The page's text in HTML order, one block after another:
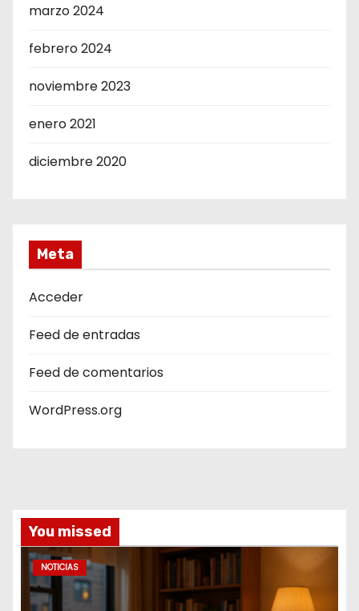
marzo 2024
febrero 2024
noviembre 2023
enero 2021
diciembre 2020
Meta
Acceder
Feed de entradas
Feed de comentarios
WordPress.org
You missed
NOTICIAS